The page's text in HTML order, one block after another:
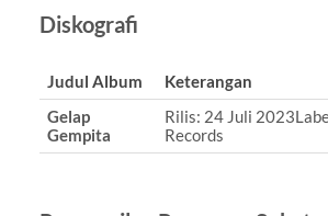
Diskografi
Judul Album
Keterangan
Gelap
Gempita
Rilis: 24 Juli
Records